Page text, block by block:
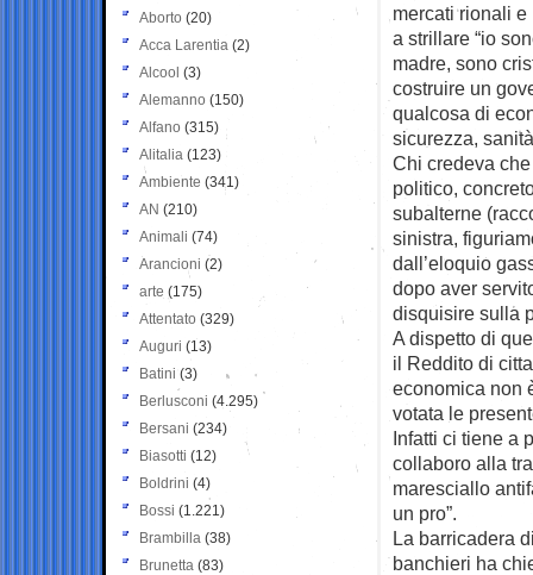
mercati rionali
a strillare “io
madre, sono
costruire un
qualcosa di
sicurezza,
Chi credeva
politico,
subalterne
sinistra,
dall’eloquio
dopo aver
disquisire sulla
A dispetto di
il Reddito di
economica non
votata le
Infatti ci tiene a
collaboro alla
maresciallo
un pro”.
La barricadera
banchieri ha
Aborto (20)
Acca Larentia (2)
Alcool (3)
Alemanno (150)
Alfano (315)
Alitalia (123)
Ambiente (341)
AN (210)
Animali (74)
Arancioni (2)
arte (175)
Attentato (329)
Auguri (13)
Batini (3)
Berlusconi (4.295)
Bersani (234)
Biasotti (12)
Boldrini (4)
Bossi (1.221)
Brambilla (38)
Brunetta (83)